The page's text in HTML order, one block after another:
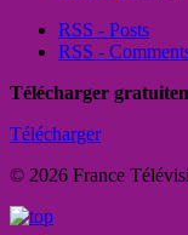
RSS - Posts
RSS -
Télécharger
Télécharger
© 2026 France